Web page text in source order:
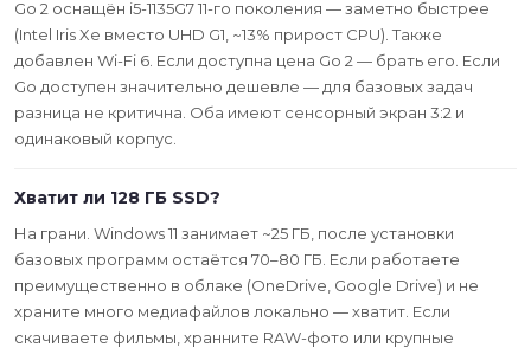
Go 2 оснащён i5-1135G7 11-го поколения — заметно быстрее
(Intel Iris Xe вместо UHD G1, ~13% прирост CPU). Также
добавлен Wi-Fi 6. Если доступна цена Go 2 — брать его. Если
Go доступен значительно дешевле — для базовых задач
разница не критична. Оба имеют сенсорный экран 3:2 и
одинаковый корпус.
Хватит ли 128 ГБ SSD?
На грани. Windows 11 занимает ~25 ГБ, после установки
базовых программ остаётся 70–80 ГБ. Если работаете
преимущественно в облаке (OneDrive, Google Drive) и не
храните много медиафайлов локально — хватит. Если
скачиваете фильмы, хранните RAW-фото или крупные